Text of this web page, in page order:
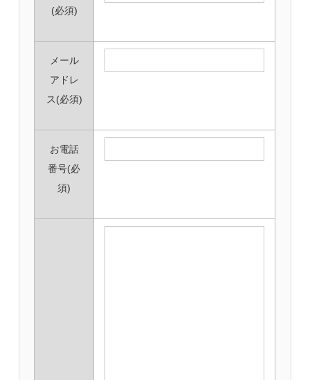
(必須)
メール
アドレ
ス(必須)
お電話
番号(必
須)